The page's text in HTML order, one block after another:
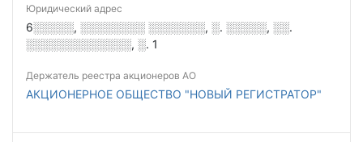
Юридический адрес
6░░░░░, ░░░░░░░░ ░░░░░░░, ░. ░░░░░, ░░.
░░░░░░░░░░░░░, ░. 1
Держатель реестра акционеров АО
АКЦИОНЕРНОЕ ОБЩЕСТВО "НОВЫЙ РЕГИСТРАТОР"